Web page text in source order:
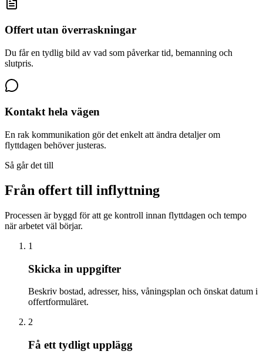
Offert utan överraskningar
Du får en tydlig bild av vad som påverkar tid, bemanning och
slutpris.
Kontakt hela vägen
En rak kommunikation gör det enkelt att ändra detaljer om
flyttdagen behöver justeras.
Så går det till
Från offert till inflyttning
Processen är byggd för att ge kontroll innan flyttdagen och tempo
när arbetet väl börjar.
1
Skicka in uppgifter
Beskriv bostad, adresser, hiss, våningsplan och önskat datum i
offertformuläret.
2
Få ett tydligt upplägg